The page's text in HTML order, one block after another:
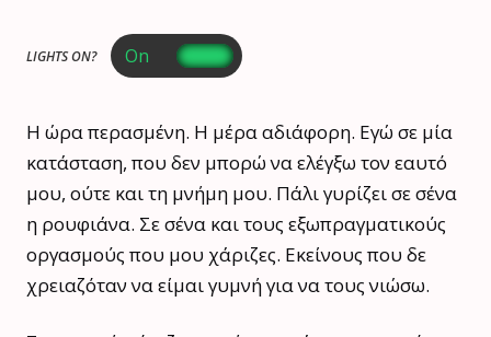
LIGHTS ON?
Η ώρα περασμένη. Η μέρα αδιάφορη. Εγώ σε μία
κατάσταση, που δεν μπορώ να ελέγξω τον εαυτό
μου, ούτε και τη μνήμη μου. Πάλι γυρίζει σε σένα
η ρουφιάνα. Σε σένα και τους εξωπραγματικούς
οργασμούς που μου χάριζες. Εκείνους που δε
χρειαζόταν να είμαι γυμνή για να τους νιώσω.